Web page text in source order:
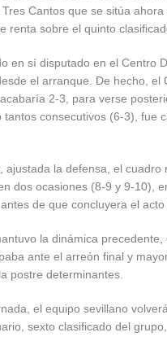
Cantos que se sitúa
renta sobre el quinto
en sí disputado en el Centro
el arranque. De hecho,
2-3, para verse
tantos consecutivos (6-3), fue
ajustada la defensa, el
dos ocasiones (8-9 y 9-10),
de que concluyera el acto
la dinámica
ante el arreón final y
postre determinantes.
el equipo sevillano
sexto clasificado del